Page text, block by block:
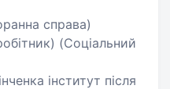
справа)
(Соціальний
інститут після